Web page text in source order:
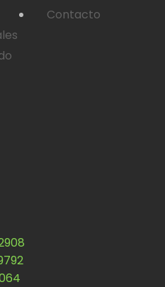
Contacto